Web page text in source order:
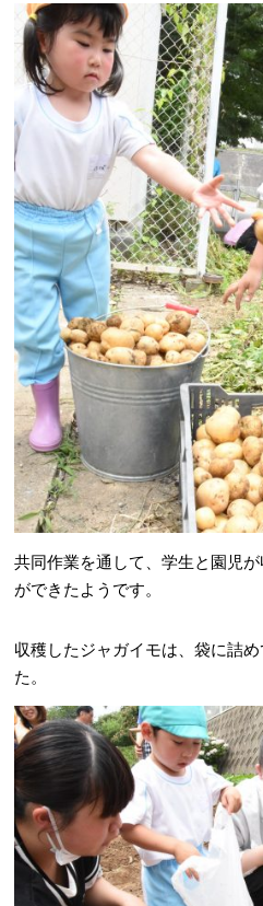
共同作業を通して、学生と園児
ができたようです。
収穫したジャガイモは、袋に詰
た。